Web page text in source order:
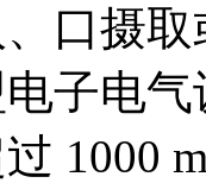
口摄
子电
1000